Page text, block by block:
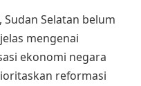
Selatan belum
mengenai
ekonomi negara
reformasi